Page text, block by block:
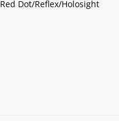
Red Dot/Reflex/Holosight